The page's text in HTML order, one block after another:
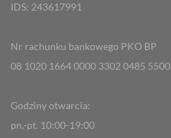
IDS: 243617991
Nr rachunku bankowego PKO BP
08 1020 1664 0000 3302 0485 5500
Godziny otwarcia:
pn.-pt. 10:00-19:00